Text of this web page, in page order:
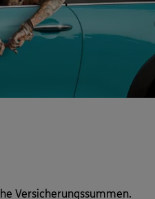
Versicherungssummen.